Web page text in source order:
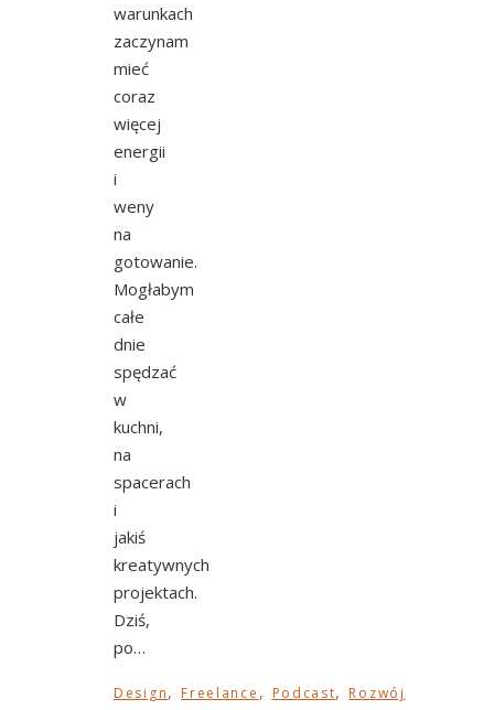
warunkach
zaczynam
mieć
coraz
więcej
energii
i
weny
na
gotowanie.
Mogłabym
całe
dnie
spędzać
w
kuchni,
na
spacerach
i
jakiś
kreatywnych
projektach.
Dziś,
po…
Design, Freelance , Podcast, Rozwój